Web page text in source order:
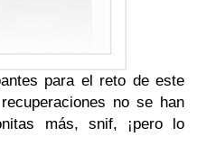
para el reto de este
no se han
más, snif, ¡pero lo